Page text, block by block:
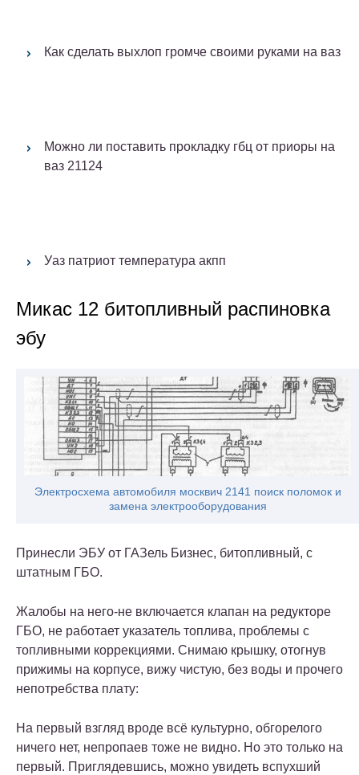
Как сделать выхлоп громче своими руками на ваз
Можно ли поставить прокладку гбц от приоры на
ваз 21124
Уаз патриот температура акпп
Микас 12 битопливный распиновка
эбу
Электросхема автомобиля москвич 2141 поиск поломок и
замена электрооборудования
Принесли ЭБУ от ГАЗель Бизнес, битопливный, с
штатным ГБО.
Жалобы на него-не включается клапан на редукторе
ГБО, не работает указатель топлива, проблемы с
топливными коррекциями. Снимаю крышку, отогнув
прижимы на корпусе, вижу чистую, без воды и прочего
непотребства плату:
На первый взгляд вроде всё культурно, обгорелого
ничего нет, непропаев тоже не видно. Но это только на
первый. Приглядевшись, можно увидеть вспухший